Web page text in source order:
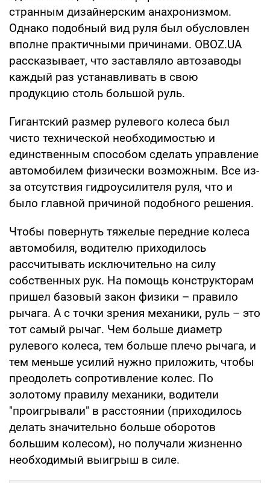
странным дизайнерским анахронизмом.
Однако подобный вид руля был обусловлен
вполне практичными причинами. OBOZ.UA
рассказывает, что заставляло автозаводы
каждый раз устанавливать в свою
продукцию столь большой руль.
Гигантский размер рулевого колеса был
чисто технической необходимостью и
единственным способом сделать управление
автомобилем физически возможным. Все из-
за отсутствия гидроусилителя руля, что и
было главной причиной подобного решения.
Чтобы повернуть тяжелые передние колеса
автомобиля, водителю приходилось
рассчитывать исключительно на силу
собственных рук. На помощь конструкторам
пришел базовый закон физики – правило
рычага. А с точки зрения механики, руль – это
тот самый рычаг. Чем больше диаметр
рулевого колеса, тем больше плечо рычага, и
тем меньше усилий нужно приложить, чтобы
преодолеть сопротивление колес. По
золотому правилу механики, водители
"проигрывали" в расстоянии (приходилось
делать значительно больше оборотов
большим колесом), но получали жизненно
необходимый выигрыш в силе.